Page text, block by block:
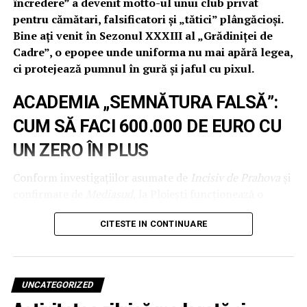
pentru cămătari, falsificatori și „tătici” plângăcioși.
Bine ați venit în Sezonul XXXIII al „Grădiniței de
Cadre”, o epopee unde uniforma nu mai apără legea,
ci protejează pumnul în gură și jaful cu pixul.
ACADEMIA „SEMNĂTURA FALSĂ”:
CUM SĂ FACI 600.000 DE EURO CU
UN ZERO ÎN PLUS
Conform investigațiilor asumate de Incisiv de Prahovași
veritabilă fabrică de „albit” credite. Gruparea de casă –
Matei Tatiana, Neacșu Silviu și secretara „cu pix de aur”
debitori pe viață. Schema e simplă: iei un credit de 6.000
de lei, adaugi un zero „creativ” și te trezești cu 60.000.
Prejudiciul? Aproape 600.000 de euro, în timp ce
CITESTE IN CONTINUARE
UNCATEGORIZED